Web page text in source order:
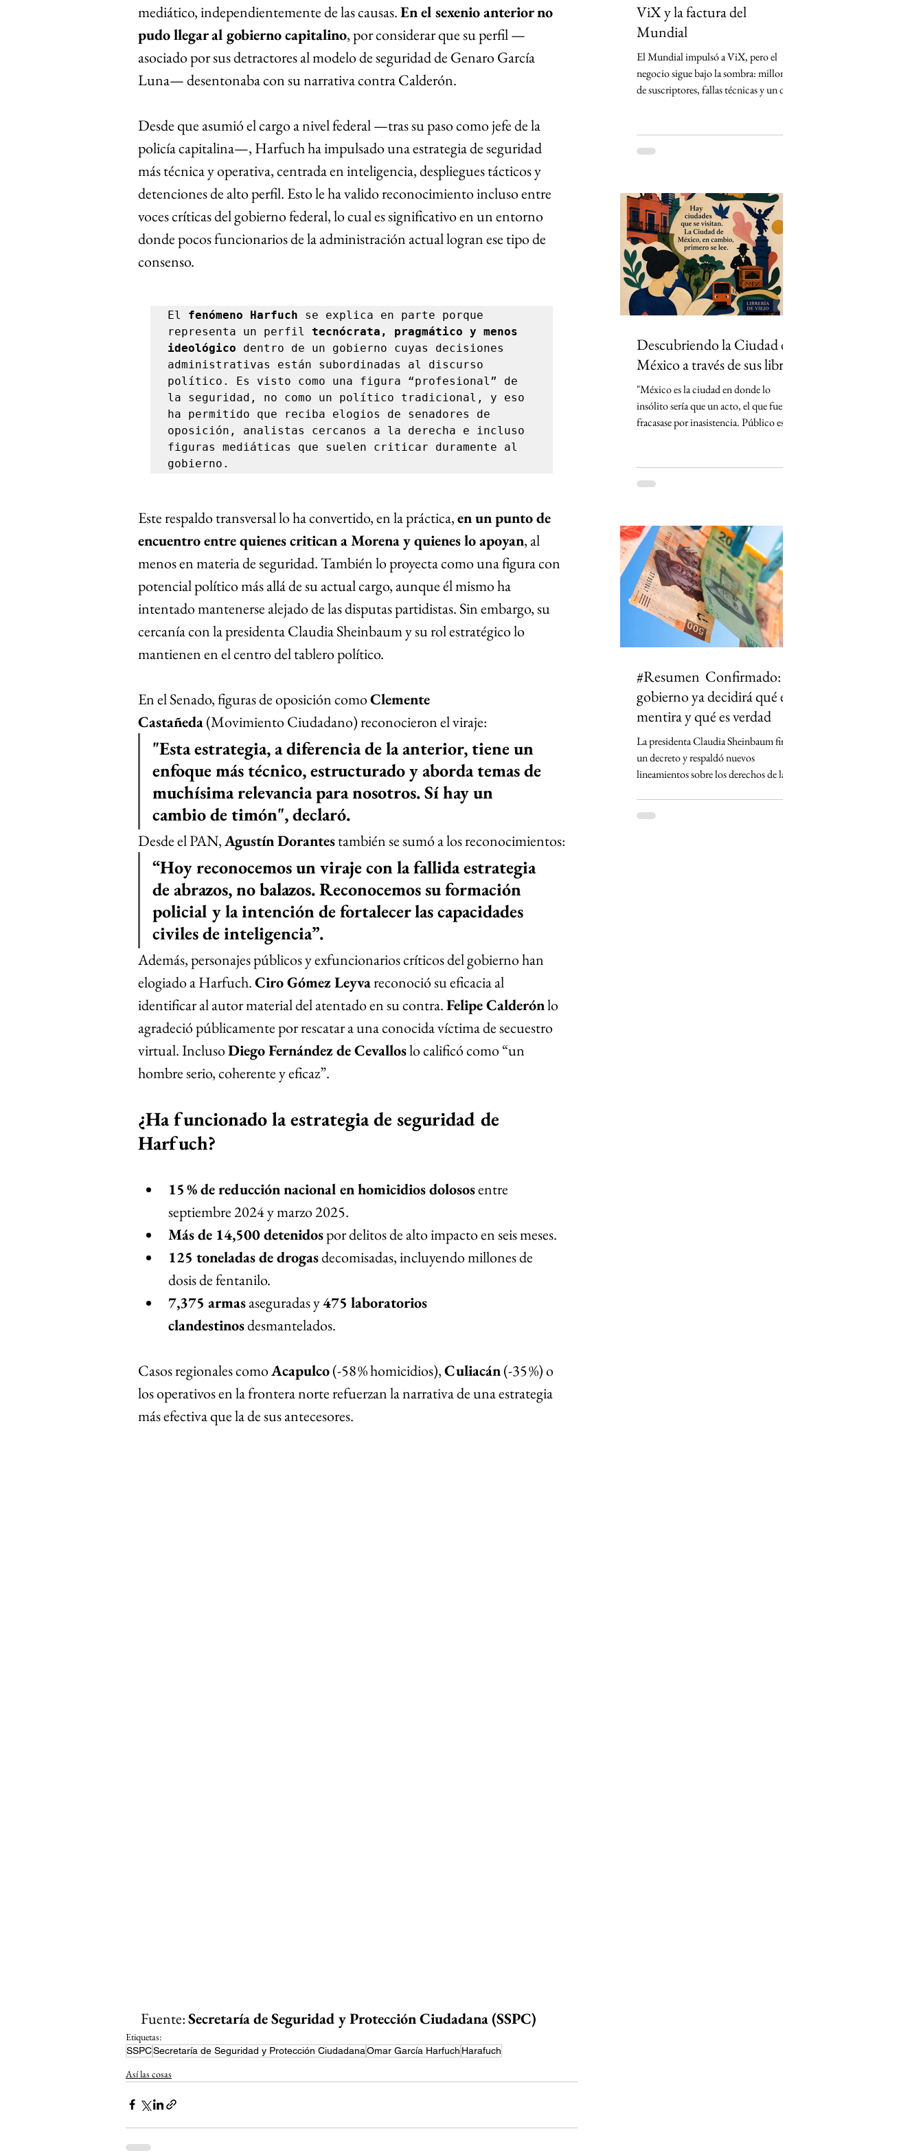
mediático, independientemente de las causas. En el sexenio anterior no
pudo llegar al gobierno capitalino, por considerar que su perfil —
asociado por sus detractores al modelo de seguridad de Genaro García
Luna— desentonaba con su narrativa contra Calderón.
Desde que asumió el cargo a nivel federal —tras su paso como jefe de la
policía capitalina—, Harfuch ha impulsado una estrategia de seguridad
más técnica y operativa, centrada en inteligencia, despliegues tácticos y
detenciones de alto perfil. Esto le ha valido reconocimiento incluso entre
voces críticas del gobierno federal, lo cual es significativo en un entorno
donde pocos funcionarios de la administración actual logran ese tipo de
consenso.
El fenómeno Harfuch se explica en parte porque
representa un perfil tecnócrata, pragmático y menos
ideológico dentro de un gobierno cuyas decisiones
administrativas están subordinadas al discurso
político. Es visto como una figura “profesional” de
la seguridad, no como un político tradicional, y eso
ha permitido que reciba elogios de senadores de
oposición, analistas cercanos a la derecha e incluso
figuras mediáticas que suelen criticar duramente al
gobierno.
Este respaldo transversal lo ha convertido, en la práctica, en un punto de
encuentro entre quienes critican a Morena y quienes lo apoyan, al
menos en materia de seguridad. También lo proyecta como una figura con
potencial político más allá de su actual cargo, aunque él mismo ha
intentado mantenerse alejado de las disputas partidistas. Sin embargo, su
cercanía con la presidenta Claudia Sheinbaum y su rol estratégico lo
mantienen en el centro del tablero político.
En el Senado, figuras de oposición como Clemente
Castañeda (Movimiento Ciudadano) reconocieron el viraje:
"Esta estrategia, a diferencia de la anterior, tiene un
enfoque más técnico, estructurado y aborda temas de
muchísima relevancia para nosotros. Sí hay un
cambio de timón", declaró.
Desde el PAN, Agustín Dorantes también se sumó a los reconocimientos:
“Hoy reconocemos un viraje con la fallida estrategia
de abrazos, no balazos. Reconocemos su formación
policial y la intención de fortalecer las capacidades
civiles de inteligencia”.
Además, personajes públicos y exfuncionarios críticos del gobierno han
elogiado a Harfuch. Ciro Gómez Leyva reconoció su eficacia al
identificar al autor material del atentado en su contra. Felipe Calderón lo
agradeció públicamente por rescatar a una conocida víctima de secuestro
virtual. Incluso Diego Fernández de Cevallos lo calificó como “un
hombre serio, coherente y eficaz”.
¿Ha funcionado la estrategia de seguridad de
Harfuch?
15 % de reducción nacional en homicidios dolosos entre
septiembre 2024 y marzo 2025.
Más de 14,500 detenidos por delitos de alto impacto en seis meses.
125 toneladas de drogas decomisadas, incluyendo millones de
dosis de fentanilo.
7,375 armas aseguradas y 475 laboratorios
clandestinos desmantelados.
Casos regionales como Acapulco (-58 % homicidios), Culiacán (-35 %) o
los operativos en la frontera norte refuerzan la narrativa de una estrategia
más efectiva que la de sus antecesores.
Fuente: Secretaría de Seguridad y Protección Ciudadana (SSPC)
Etiquetas:
SSPCSecretaría de Seguridad y Protección CiudadanaOmar García Harfuch Harafuch
Así las cosas
ViX y la factura del
Mundial
El Mundial impulsó a ViX, pero el
negocio sigue bajo la sombra: millones
de suscriptores, fallas técnicas y un dato
representó la mayor apuesta de
TelevisaUnivision desde el lanzamiento
valioso: los derechos exclusivos para
transmitir por streaming los 104
partidos del torneo en México. La
estrategia parecía impecable: convertir
el evento deportivo
Descubriendo la Ciudad de
México a través de sus libros
"México es la ciudad en donde lo
insólito sería que un acto, el que fuera,
fracasase por inasistencia. Público es lo
de México, en cambio, primero se lee."
Creo que conocí la Ciudad de México
llave distinta y, con cada página, la
ciudad dejó de ser un punto en el mapa
para convertirse en un territorio de
historias. El primero en t
#Resumen Confirmado: el
gobierno ya decidirá qué es
mentira y qué es verdad
La presidenta Claudia Sheinbaum firmó
un decreto y respaldó nuevos
lineamientos sobre los derechos de las
códigos de ética, defensores de las